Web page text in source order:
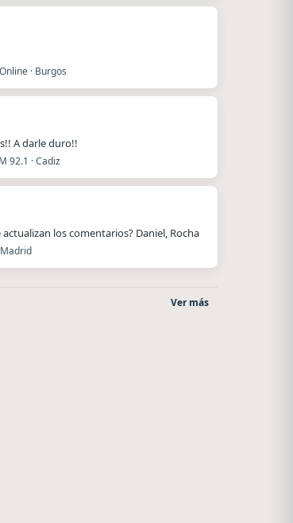
· Burgos
A darle duro!!
92.1 · Cadiz
los comentarios? Daniel, Rocha
Madrid
Ver más